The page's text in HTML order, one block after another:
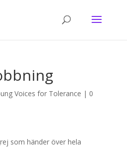
Voices for Tolerance | 0
som händer över hela